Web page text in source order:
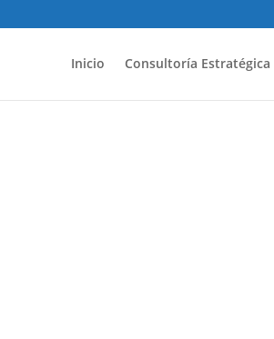
Inicio Consultoría Estratégica